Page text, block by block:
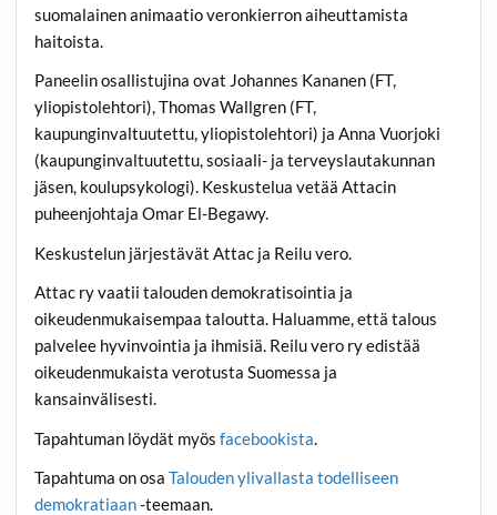
suomalainen animaatio veronkierron aiheuttamista
haitoista.
Paneelin osallistujina ovat Johannes Kananen (FT,
yliopistolehtori), Thomas Wallgren (FT,
kaupunginvaltuutettu, yliopistolehtori) ja Anna Vuorjoki
(kaupunginvaltuutettu, sosiaali- ja terveyslautakunnan
jäsen, koulupsykologi). Keskustelua vetää Attacin
puheenjohtaja Omar El-Begawy.
Keskustelun järjestävät Attac ja Reilu vero.
Attac ry vaatii talouden demokratisointia ja
oikeudenmukaisempaa taloutta. Haluamme, että talous
palvelee hyvinvointia ja ihmisiä. Reilu vero ry edistää
oikeudenmukaista verotusta Suomessa ja
kansainvälisesti.
Tapahtuman löydät myösfacebookista
Tapahtuma on osaTalouden ylivallasta todelliseen
demokratiaan-teemaan.